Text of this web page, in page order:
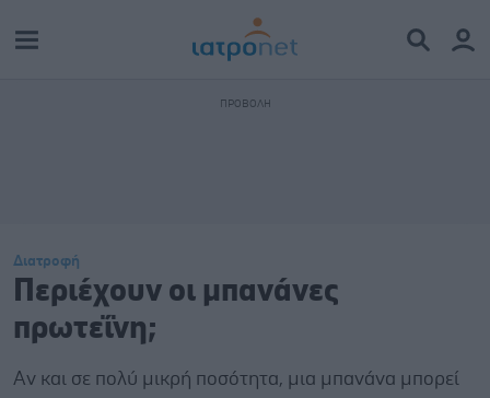
Διατροφή
Περιέχουν οι μπανάνες
πρωτεΐνη;
Αν και σε πολύ μικρή ποσότητα, μια μπανάνα μπορεί